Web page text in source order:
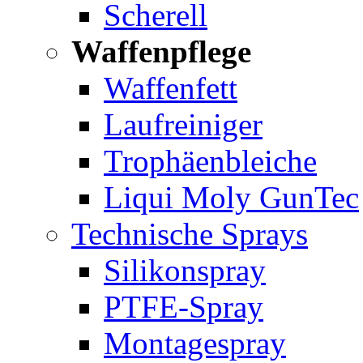
Scherell
Waffenpflege
Waffenfett
Laufreiniger
Trophäenbleiche
Liqui Moly GunTec
Technische Sprays
Silikonspray
PTFE-Spray
Montagespray